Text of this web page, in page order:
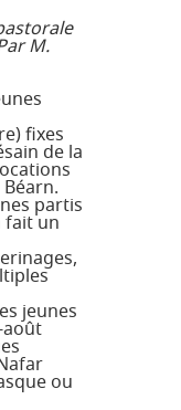
M.
fixes
de la
Béarn.
partis
fait un
jeunes
août
ou